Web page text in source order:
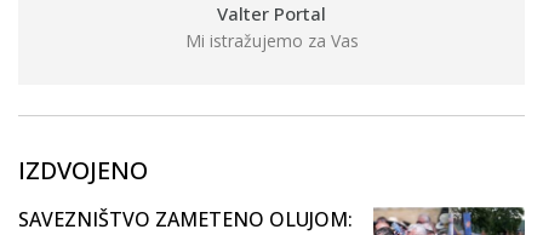
Valter Portal
Mi istražujemo za Vas
IZDVOJENO
SAVEZNIŠTVO ZAMETENO OLUJOM: